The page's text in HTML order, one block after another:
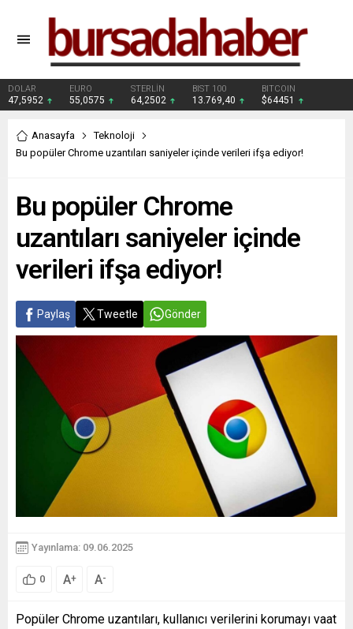
DOLAR
47,5952
EURO
55,0575
STERLİN
64,2502
BIST 100
13.769,40
BITCOIN
$64451
Anasayfa
Teknoloji
Bu popüler Chrome uzantıları saniyeler içinde verileri ifşa ediyor!
Bu popüler Chrome
uzantıları saniyeler içinde
verileri ifşa ediyor!
Paylaş Tweetle Gönder
Yayınlama: 09.06.2025
0 A+ A-
Popüler Chrome uzantıları, kullanıcı verilerini korumayı vaat